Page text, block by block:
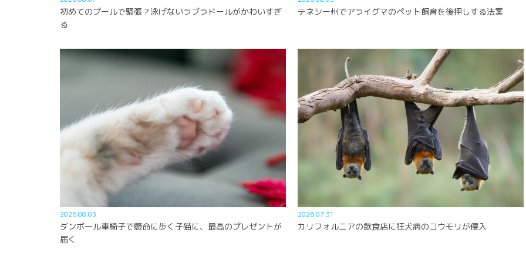
初めてのプールで緊張？泳げないラブラドールがかわいすぎ
る
テネシー州でアライグマのペット飼育を後押しする法案
2026.08.03
ダンボール車椅子で懸命に歩く子猫に、最高のプレゼントが
届く
2026.07.31
カリフォルニアの飲食店に狂犬病のコウモリが侵入